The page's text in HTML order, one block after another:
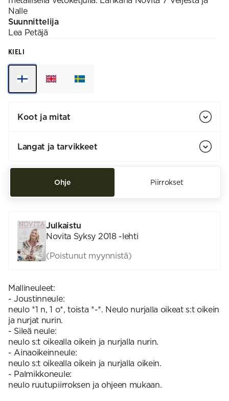
Nalle
Suunnittelija
Lea Petäjä
KIELI
Koot ja mitat
Langat ja tarvikkeet
Ohje Piirrokset
Julkaistu
Novita Syksy 2018 -lehti
(Poistunut myynnistä)
Mallineuleet:
- Joustinneule:
neulo *1 n, 1 o*, toista *-*. Neulo nurjalla oikeat s:t oikein
ja nurjat nurin.
- Sileä neule:
neulo s:t oikealla oikein ja nurjalla nurin.
- Ainaoikeinneule:
neulo s:t oikealla oikein ja nurjalla oikein.
- Palmikkoneule:
neulo ruutupiirroksen ja ohjeen mukaan.